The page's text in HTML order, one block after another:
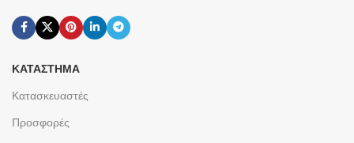
ΚΑΤΆΣΤΗΜΑ
Κατασκευαστές
Προσφορές